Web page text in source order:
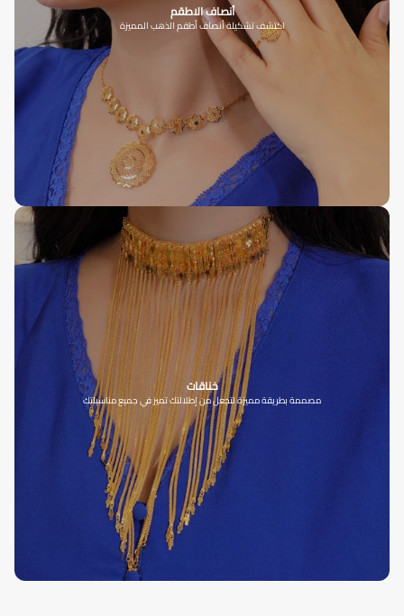
أنصاف الاطقم
اكتشف تشكيلة أنصاف أطقم الذهب المميزة
خناقات
مصممة بطريقة مميزة لتجعل من إطلالتك تميز في جميع مناسباتك